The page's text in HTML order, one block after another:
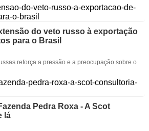
do veto russo à exportação
para o Brasil
reforça a pressão e a preocupação sobre o
Pedra Roxa - A Scot
lá